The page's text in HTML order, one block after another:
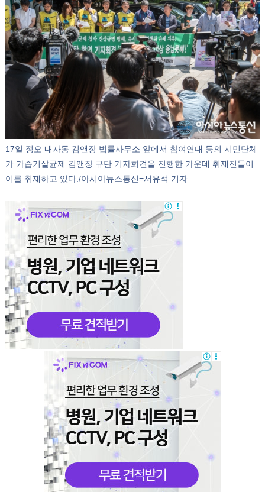
17일 정오 내자동 김앤장 법률사무소 앞에서 참여연대 등의 시민단체
가 가습기살균제 김앤장 규탄 기자회견을 진행한 가운데 취재진들이
이를 취재하고 있다./아시아뉴스통신=서유석 기자